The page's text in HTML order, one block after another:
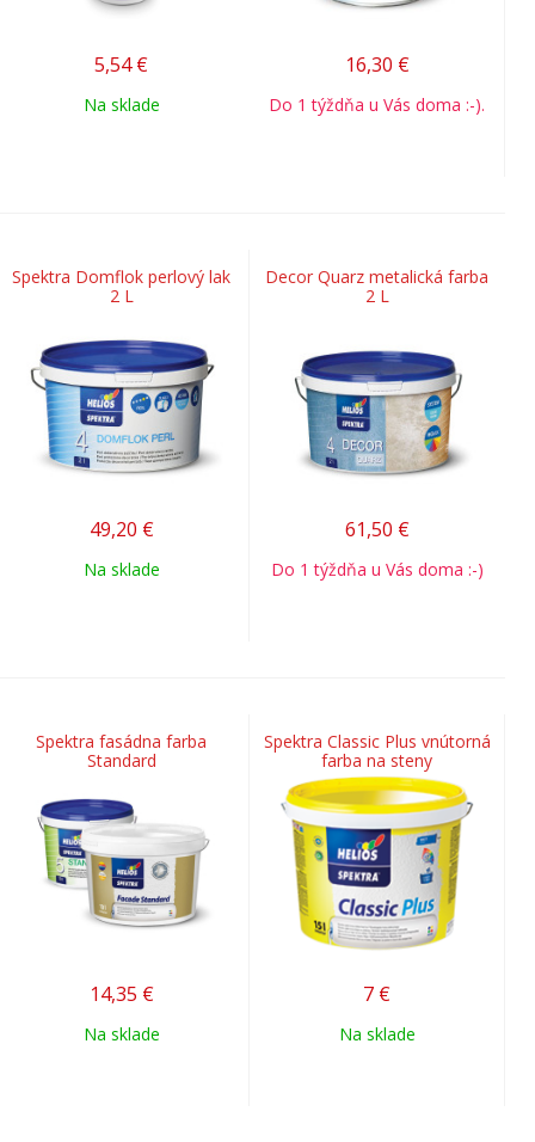
5,54 €
Na sklade
16,30 €
Do 1 týždňa u Vás doma :-).
Spektra Domflok perlový lak
2 L
49,20 €
Na sklade
Decor Quarz metalická farba
2 L
61,50 €
Do 1 týždňa u Vás doma :-)
Spektra fasádna farba
Standard
14,35 €
Na sklade
Spektra Classic Plus vnútorná
farba na steny
7 €
Na sklade